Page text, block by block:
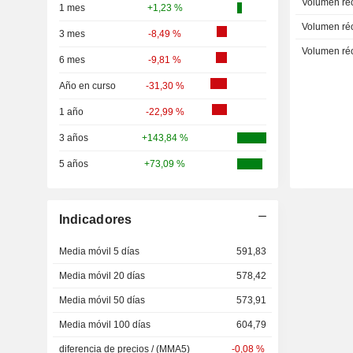
1 mes +1,23 %
3 mes -8,49 %
6 mes -9,81 %
Año en curso -31,30 %
1 año -22,99 %
3 años +143,84 %
5 años +73,09 %
Volumen
Volumen
Volumen
Indicadores
Media móvil 5 días 591,83
Media móvil 20 días 578,42
Media móvil 50 días 573,91
Media móvil 100 días 604,79
diferencia de precios / (MMA5) -0,08 %